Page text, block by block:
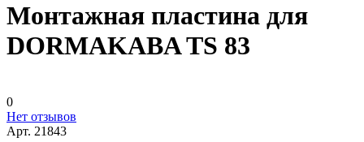
Монтажная пластина для
DORMAKABA TS 83
0
Нет отзывов
Арт. 21843